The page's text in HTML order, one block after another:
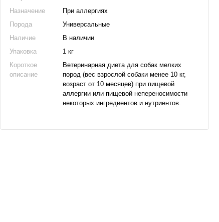
Назначение
При аллергиях
Порода
Универсальные
Наличие
В наличии
Упаковка
1 кг
Короткое
описание
Ветеринарная диета для собак мелких
пород (вес взрослой собаки менее 10 кг,
возраст от 10 месяцев) при пищевой
аллергии или пищевой непереносимости
некоторых ингредиентов и нутриентов.